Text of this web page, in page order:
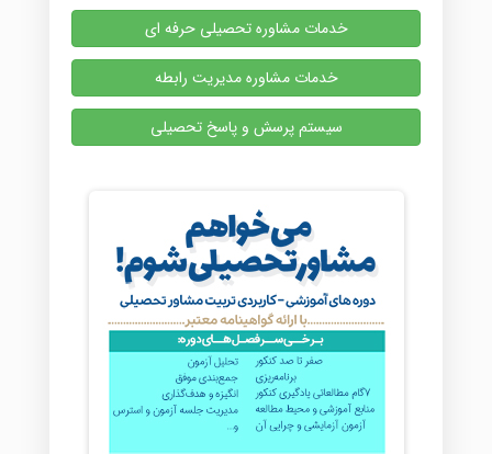
خدمات مشاوره تحصیلی حرفه ای
خدمات مشاوره مدیریت رابطه
سیستم پرسش و پاسخ تحصیلی